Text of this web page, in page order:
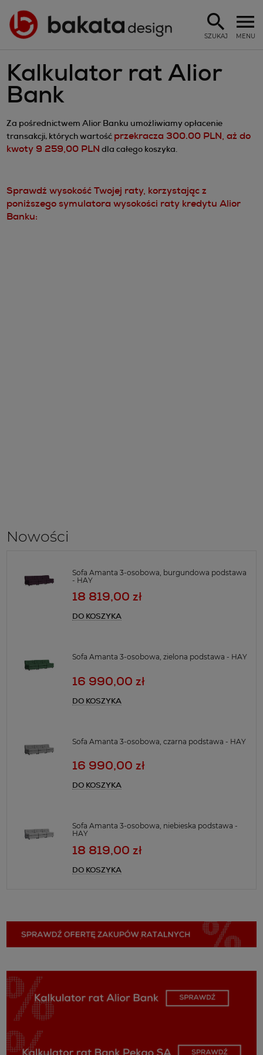
MENU
SZUKAJ
Kalkulator rat Alior
Bank
Za pośrednictwem Alior Banku umożliwiamy opłacenie
transakcji, których wartość przekracza 300.00 PLN, aż do
kwoty 9 259,00 PLN dla całego koszyka.
Sprawdź wysokość Twojej raty, korzystając z
poniższego symulatora wysokości raty kredytu Alior
Banku:
Nowości
Sofa Amanta 3-osobowa, burgundowa podstawa
- HAY
18 819,00 zł
DO KOSZYKA
Sofa Amanta 3-osobowa, zielona podstawa - HAY
16 990,00 zł
DO KOSZYKA
Sofa Amanta 3-osobowa, czarna podstawa - HAY
16 990,00 zł
DO KOSZYKA
Sofa Amanta 3-osobowa, niebieska podstawa -
HAY
18 819,00 zł
DO KOSZYKA